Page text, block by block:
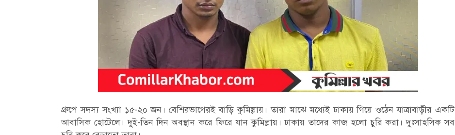
গ্রুপে সদস্য সংখ্যা ১৫-২০ জন। বেশিরভাগেরই বাড়ি কুমিল্লায়। তারা মাঝে মধ্যেই ঢাকায় গিয়ে ওঠেন যাত্রাবাড়ীর একটি
আবাসিক হোটেলে। দুই-তিন দিন অবস্থান করে ফিরে যান কুমিল্লায়। ঢাকায় তাদের কাজ হলো চুরি করা। দুঃসাহসিক সব